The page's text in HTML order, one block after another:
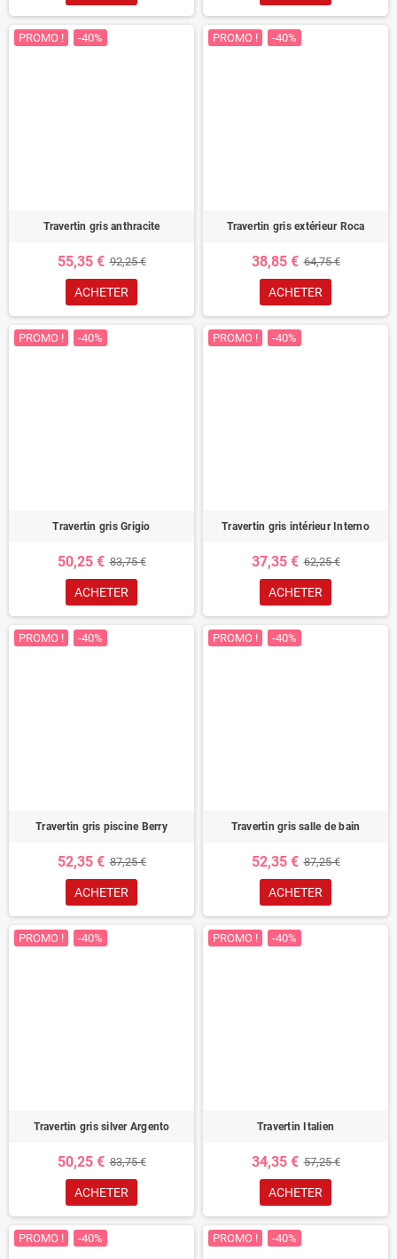
PROMO ! -40%
Travertin gris anthracite
55,35 € 92,25 €
ACHETER
PROMO ! -40%
Travertin gris extérieur Roca
38,85 € 64,75 €
ACHETER
PROMO ! -40%
Travertin gris Grigio
50,25 € 83,75 €
ACHETER
PROMO ! -40%
Travertin gris intérieur Interno
37,35 € 62,25 €
ACHETER
PROMO ! -40%
Travertin gris piscine Berry
52,35 € 87,25 €
ACHETER
PROMO ! -40%
Travertin gris salle de bain
52,35 € 87,25 €
ACHETER
PROMO ! -40%
Travertin gris silver Argento
50,25 € 83,75 €
ACHETER
PROMO ! -40%
Travertin Italien
34,35 € 57,25 €
ACHETER
PROMO ! -40% PROMO ! -40%